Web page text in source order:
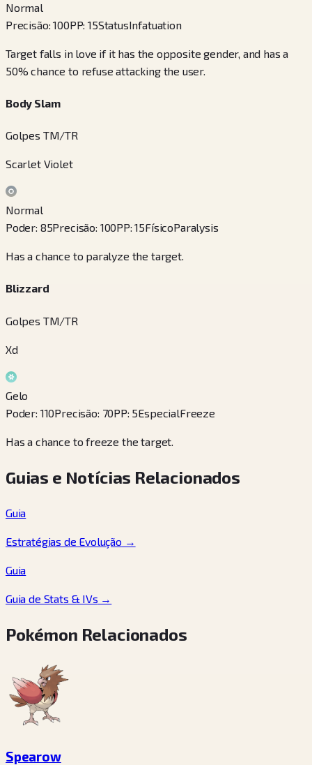
Normal
Precisão:100PP:15StatusInfatuation
Target falls in love if it has the opposite gender, and has a
50% chance to refuse attacking the user.
Body Slam
Golpes TM/TR
Scarlet Violet
Normal
Poder: 85Precisão: 100PP:15FísicoParalysis
Has a chance to paralyze the target.
Blizzard
Golpes TM/TR
Xd
Gelo
Poder: 110Precisão: 70PP: 5EspecialFreeze
Has a chance to freeze the target.
Guias e Notícias Relacionados
Guia
Estratégias de Evolução →
Guia
Guia de Stats & IVs →
Pokémon Relacionados
Spearow